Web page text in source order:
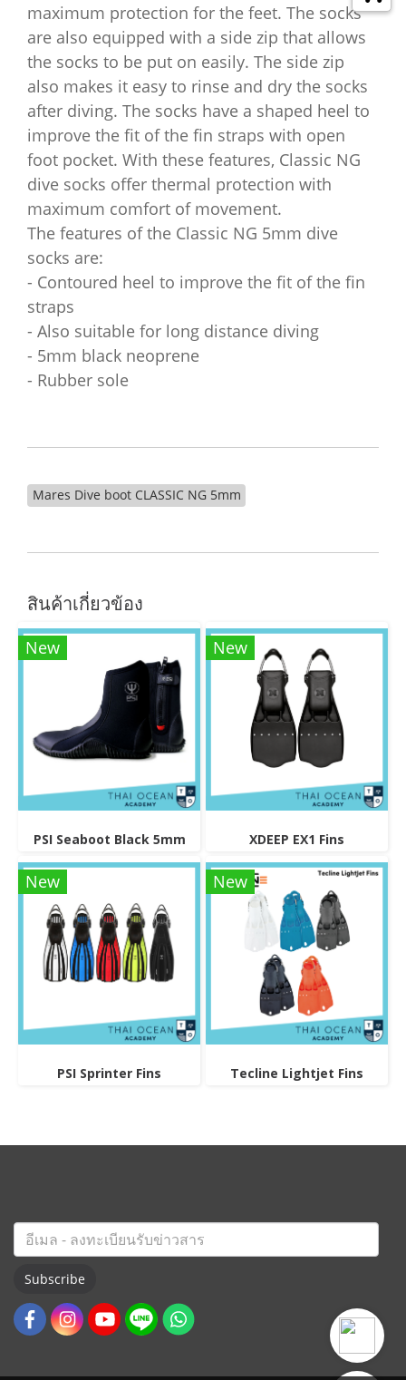
maximum protection for the feet. The socks
are also equipped with a side zip that allows
the socks to be put on easily. The side zip
also makes it easy to rinse and dry the socks
after diving. The socks have a shaped heel to
improve the fit of the fin straps with open
foot pocket. With these features, Classic NG
dive socks offer thermal protection with
maximum comfort of movement.
The features of the Classic NG 5mm dive
socks are:
- Contoured heel to improve the fit of the fin
straps
- Also suitable for long distance diving
- 5mm black neoprene
- Rubber sole
Mares Dive boot CLASSIC NG 5mm
สินค้าเกี่ยวข้อง
New
PSI Seaboot Black 5mm
New
XDEEP EX1 Fins
New
PSI Sprinter Fins
New
Tecline Lightjet Fins
Subscribe